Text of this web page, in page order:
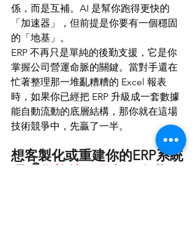
係，而是互補。AI 是幫你跑得更快的
「加速器」，但前提是你要有一個穩固
的「地基」。
ERP 不再只是單純的後勤支援，它是你
掌握公司營運命脈的關鍵。當對手還在
忙著整理那一堆亂糟糟的 Excel 報表
時，如果你已經把 ERP 升級成一套數據
能自動流動的底層結構，那你就在這場
技術競爭中，先贏了一半。
想客製化或重建你的ERP系統